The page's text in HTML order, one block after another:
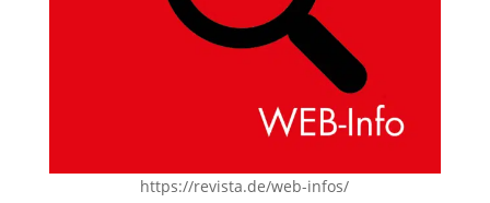
https://revista.de/web-infos/